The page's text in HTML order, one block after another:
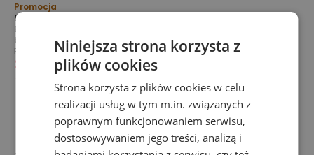
Promocja
Bezrękawnik damski New
Balance WV53500TOF –
beżowy
Bezrękawniki
299,99 zł
629,99 zł
-
Niniejsza strona korzysta z
plików cookies
Strona korzysta z plików cookies w celu
realizacji usług w tym m.in. związanych z
poprawnym funkcjonowaniem serwisu,
dostosowywaniem jego treści, analizą i